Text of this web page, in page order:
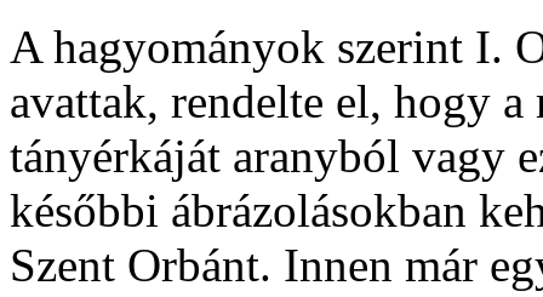
A hagyományok szerint I.
avattak, rendelte el, hogy a
tányérkáját aranyból vagy
későbbi ábrázolásokban
Szent Orbánt. Innen már